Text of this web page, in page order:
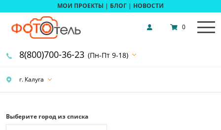
МОИ ПРОЕКТЫ | БЛОГ | НОВОСТИ
г. Калуга
8(800)700-36-23 (Пн-Пт 9-18)
0
Выберите город из списка